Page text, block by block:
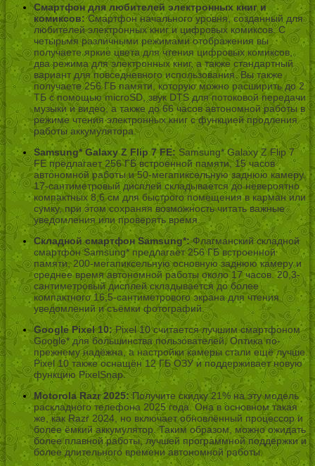
Смартфон для любителей электронных книг и
комиксов:Смартфон начального уровня, созданный для
любителей электронных книг и цифровых комиксов. С
четырьмя различными режимами отображения вы
получаете яркие цвета для чтения цифровых комиксов,
два режима для электронных книг, а также стандартный
вариант для повседневного использования. Вы также
получаете 256 ГБ памяти, которую можно расширить до 2
ТБ с помощью microSD, звук DTS для потоковой передачи
музыки и видео, а также до 66 часов автономной работы в
режиме чтения электронных книг с функцией продления
работы аккумулятора.
Samsung* Galaxy Z Flip 7 FE: Samsung* Galaxy Z Flip 7
FE предлагает 256 ГБ встроенной памяти, 15 часов
автономной работы и 50-мегапиксельную заднюю камеру.
17-сантиметровый дисплей складывается до невероятно
компактных 8,6 см для быстрого помещения в карман или
сумку, при этом сохраняя возможность читать важные
уведомления или проверять время.
Складной смартфон Samsung*:Флагманский складной
смартфон Samsung* предлагает 256 ГБ встроенной
памяти, 200-мегапиксельную основную заднюю камеру и
среднее время автономной работы около 17 часов. 20,3-
сантиметровый дисплей складывается до более
компактного 16,5-сантиметрового экрана для чтения
уведомлений и съёмки фотографий.
Google Pixel 10:Pixel 10 считается лучшим смартфоном
Google* для большинства пользователей. Оптика по-
прежнему надёжна, а настройки камеры стали ещё лучше.
Pixel 10 также оснащён 12 ГБ ОЗУ и поддерживает новую
функцию PixelSnap.
Motorola Razr 2025:Получите скидку 21% на эту модель
раскладного телефона 2025 года. Она в основном такая
же, как Razr 2024, но включает обновлённый процессор и
более ёмкий аккумулятор. Таким образом, можно ожидать
более плавной работы, лучшей программной поддержки и
более длительного времени автономной работы.